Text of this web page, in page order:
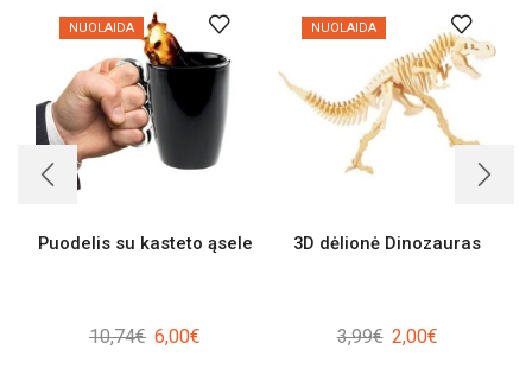
NUOLAIDA
Puodelis su kasteto ąsele
10,74€ Original
6,00€
NUOLAIDA
3D dėlionė Dinozauras
3,99€ Original
2,00€Current